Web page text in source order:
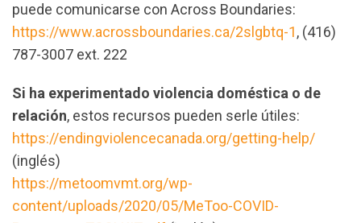
puede comunicarse con Across Boundaries:
https://www.acrossboundaries.ca/2slgbtq-1, (416)
787-3007 ext. 222
Si ha experimentado violencia doméstica o de
relación, estos recursos pueden serle útiles:
https://endingviolencecanada.org/getting-help/
(inglés)
https://metoomvmt.org/wp-
content/uploads/2020/05/MeToo-COVID-